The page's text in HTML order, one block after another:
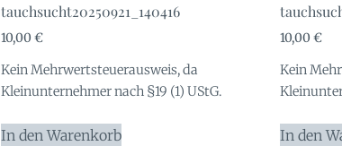
tauchsucht20250921_140416
10,00€
Kein Mehrwertsteuerausweis, da
Kleinunternehmer nach §19 (1) UStG.
In den Warenkorb
10,00€
Kein
In den